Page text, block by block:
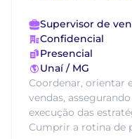
Supervisor de
Confidencial
Presencial
Unaí / MG
Coordenar, orientar
vendas,
execução das
Cumprir a rotina de